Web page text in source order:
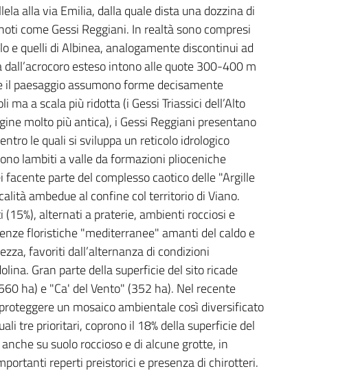
alla via Emilia, dalla quale dista una dozzina di
come Gessi Reggiani. In realtà sono compresi
e quelli di Albinea, analogamente discontinui ad
esteso intono alle quote 300-400 m
il paesaggio assumono forme decisamente
a scala più ridotta (i Gessi Triassici dell’Alto
molto più antica), i Gessi Reggiani presentano
le quali si sviluppa un reticolo idrologico
lambiti a valle da formazioni plioceniche
parte del complesso caotico delle "Argille
ambedue al confine col territorio di Viano.
alternati a praterie, ambienti rocciosi e
floristiche "mediterranee" amanti del caldo e
favoriti dall’alternanza di condizioni
Gran parte della superficie del sito ricade
ha) e "Ca' del Vento" (352 ha). Nel recente
un mosaico ambientale così diversificato
tre prioritari, coprono il 18% della superficie del
su suolo roccioso e di alcune grotte, in
reperti preistorici e presenza di chirotteri.